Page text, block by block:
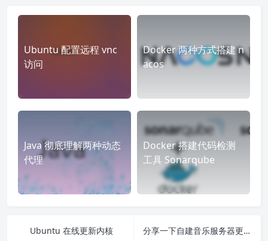
Ubuntu 配置远程 vnc
访问
Docker 两种方式搭建 n
acos
Java 彻底理解两种动态
代理
Docker 搭建代码检测
工具 Sonarqube
Ubuntu 在线更新内核
分享一下自建音乐服务器更新音乐的方案